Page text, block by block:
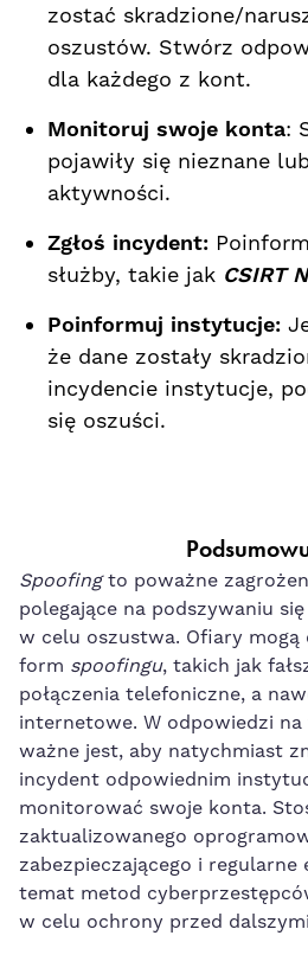
zostać skradzione/
oszustów. Stwórz
dla każdego z kont.
Monitoruj swoje konta:
pojawiły się nieznane
aktywności.
Zgłoś incydent:
służby, takie jak CSIRT
Poinformuj instytucje:
że dane zostały
incydencie instytucje,
się oszuści.
Spoofingto poważne
polegające na podszywaniu
w celu oszustwa. Ofiary
form spoofingu, takich jak
połączenia telefoniczne, a
internetowe. W odpowiedzi
ważne jest, aby natychmiast
incydent odpowiednim
monitorować swoje konta.
zaktualizowanego
zabezpieczającego i regularne
temat metod
w celu ochrony przed